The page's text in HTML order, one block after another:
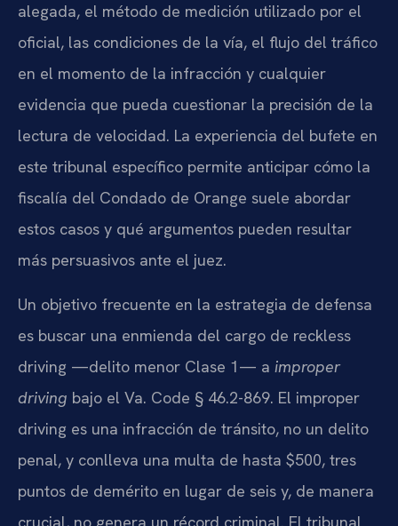
alegada, el método de medición utilizado por el
oficial, las condiciones de la vía, el flujo del tráfico
en el momento de la infracción y cualquier
evidencia que pueda cuestionar la precisión de la
lectura de velocidad. La experiencia del bufete en
este tribunal específico permite anticipar cómo la
fiscalía del Condado de Orange suele abordar
estos casos y qué argumentos pueden resultar
más persuasivos ante el juez.
Un objetivo frecuente en la estrategia de defensa
es buscar una enmienda del cargo de reckless
driving —delito menor Clase 1— a improper
driving bajo el Va. Code § 46.2-869. El improper
driving es una infracción de tránsito, no un delito
penal, y conlleva una multa de hasta $500, tres
puntos de demérito en lugar de seis y, de manera
crucial, no genera un récord criminal. El tribunal